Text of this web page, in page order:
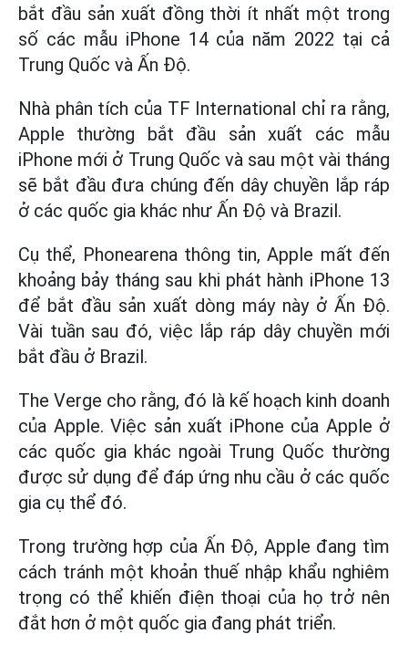
bắt đầu sản xuất đồng thời ít nhất một trong
số các mẫu iPhone 14 của năm 2022 tại cả
Trung Quốc và Ấn Độ.
Nhà phân tích của TF International chỉ ra rằng,
Apple thường bắt đầu sản xuất các mẫu
iPhone mới ở Trung Quốc và sau một vài tháng
sẽ bắt đầu đưa chúng đến dây chuyền lắp ráp
ở các quốc gia khác như Ấn Độ và Brazil.
Cụ thể, Phonearena thông tin, Apple mất đến
khoảng bảy tháng sau khi phát hành iPhone 13
để bắt đầu sản xuất dòng máy này ở Ấn Độ.
Vài tuần sau đó, việc lắp ráp dây chuyền mới
bắt đầu ở Brazil.
The Verge cho rằng, đó là kế hoạch kinh doanh
của Apple. Việc sản xuất iPhone của Apple ở
các quốc gia khác ngoài Trung Quốc thường
được sử dụng để đáp ứng nhu cầu ở các quốc
gia cụ thể đó.
Trong trường hợp của Ấn Độ, Apple đang tìm
cách tránh một khoản thuế nhập khẩu nghiêm
trọng có thể khiến điện thoại của họ trở nên
đắt hơn ở một quốc gia đang phát triển.